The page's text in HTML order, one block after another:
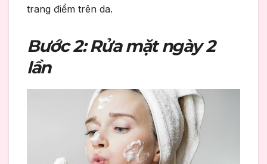
trang điểm trên da.
Bước 2: Rửa mặt ngày 2
lần